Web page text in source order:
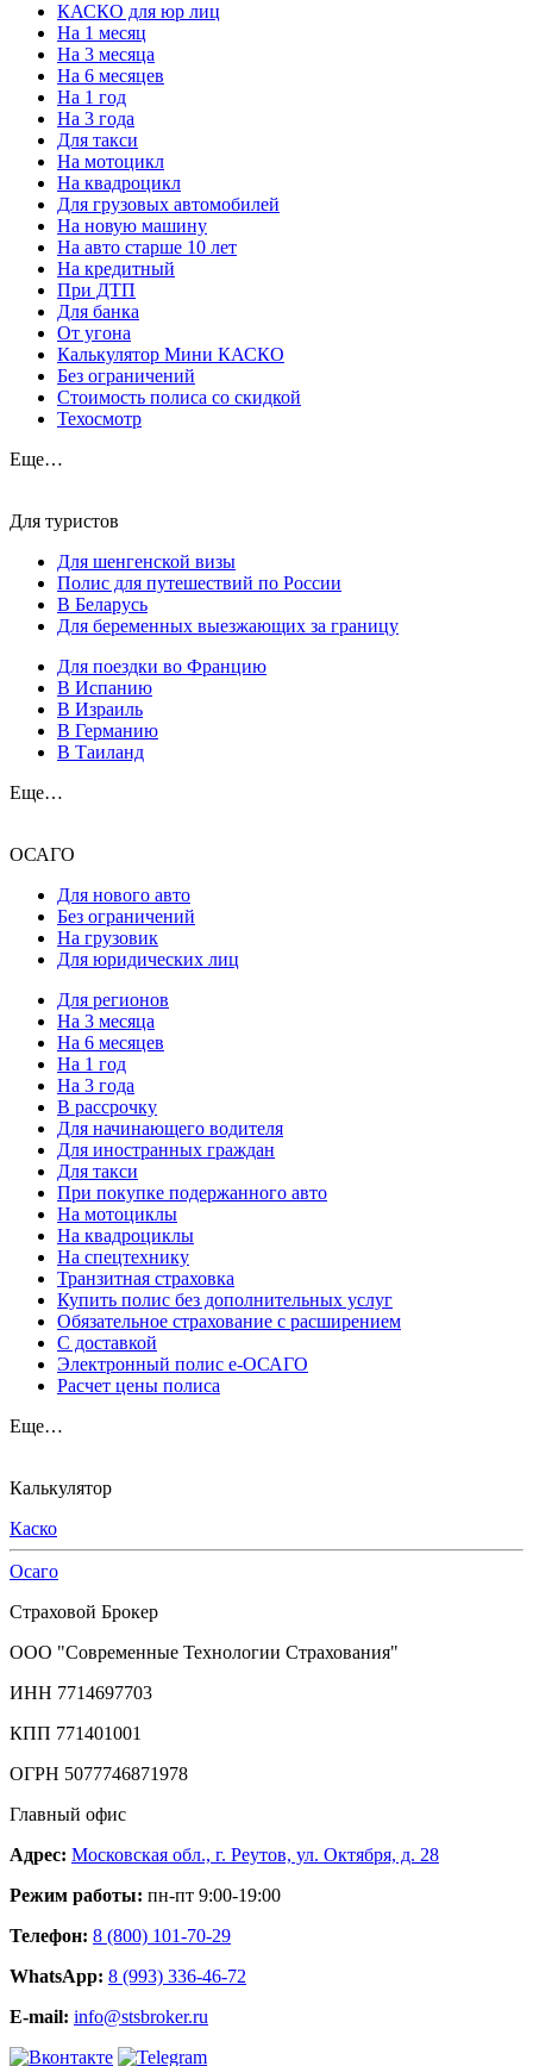
КАСКО для юр лиц
На 1 месяц
На 3 месяца
На 6 месяцев
На 1 год
На 3 года
Для такси
На мотоцикл
На квадроцикл
Для грузовых автомобилей
На новую машину
На авто старше 10 лет
На кредитный
При ДТП
Для банка
От угона
Калькулятор Мини КАСКО
Без ограничений
Стоимость полиса со скидкой
Техосмотр
Еще…
Для туристов
Для шенгенской визы
Полис для путешествий по России
В Беларусь
Для беременных выезжающих за границу
Для поездки во Францию
В Испанию
В Израиль
В Германию
В Таиланд
Еще…
ОСАГО
Для нового авто
Без ограничений
На грузовик
Для юридических лиц
Для регионов
На 3 месяца
На 6 месяцев
На 1 год
На 3 года
В рассрочку
Для начинающего водителя
Для иностранных граждан
Для такси
При покупке подержанного авто
На мотоциклы
На квадроциклы
На спецтехнику
Транзитная страховка
Купить полис без дополнительных услуг
Обязательное страхование с расширением
С доставкой
Электронный полис е-ОСАГО
Расчет цены полиса
Еще…
Калькулятор
Каско
Осаго
Страховой Брокер
ООО "Современные Технологии Страхования"
ИНН 7714697703
КПП 771401001
ОГРН 5077746871978
Главный офис
Адрес: Московская обл., г. Реутов, ул. Октября, д. 28
Режим работы: пн-пт 9:00-19:00
Телефон: 8 (800) 101-70-29
WhatsApp: 8 (993) 336-46-72
E-mail: info@stsbroker.ru